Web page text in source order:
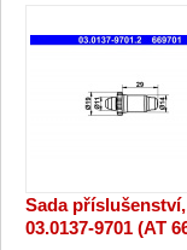
Sada
03.0137-9701 (AT